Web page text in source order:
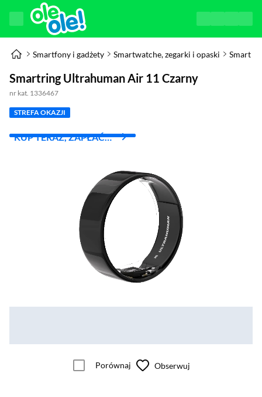
Smartfony i gadżety Smartwatche, zegarki i opaski Smart
Smartring Ultrahuman Air 11 Czarny
nr kat. 1336467
STREFA OKAZJI
KUP TERAZ, ZAPŁAĆ
Porównaj Obserwuj